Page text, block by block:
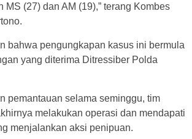
MS (27) dan AM (19),” terang Kombes
bahwa pengungkapan kasus ini bermula
yang diterima Ditressiber Polda
pemantauan selama seminggu, tim
melakukan operasi dan mendapati
menjalankan aksi penipuan.